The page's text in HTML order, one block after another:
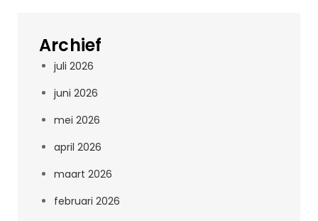
Archief
juli 2026
juni 2026
mei 2026
april 2026
maart 2026
februari 2026